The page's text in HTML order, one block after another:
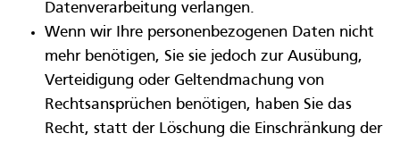
Datenverarbeitung verlangen.
Wenn wir Ihre personenbezogenen Daten nicht
mehr benötigen, Sie sie jedoch zur Ausübung,
Verteidigung oder Geltendmachung von
Rechtsansprüchen benötigen, haben Sie das
Recht, statt der Löschung die Einschränkung der